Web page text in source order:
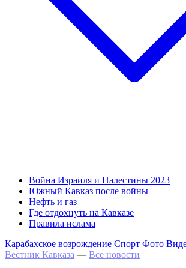
Война Израиля и Палестины 2023
Южный Кавказ после войны
Нефть и газ
Где отдохнуть на Кавказе
Правила ислама
Карабахское возрождение Спорт Фото
Вестник Кавказа — Все новости